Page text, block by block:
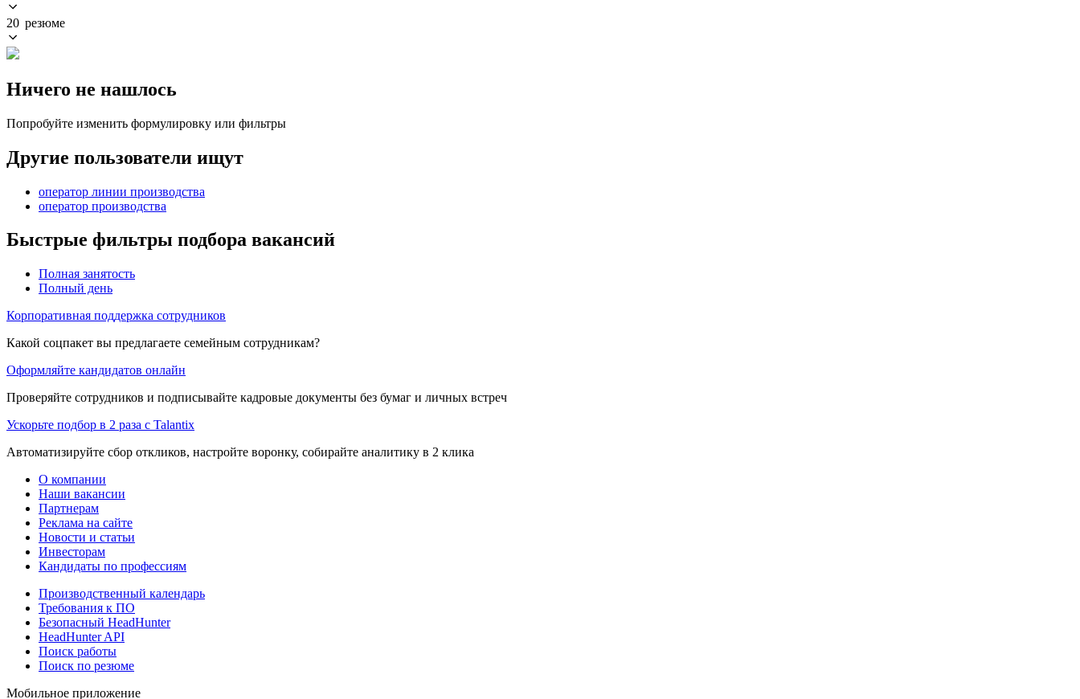
20 резюме
Ничего не нашлось
Попробуйте изменить формулировку или фильтры
Другие пользователи ищут
оператор линии производства
оператор производства
Быстрые фильтры подбора вакансий
Полная занятость
Полный день
Корпоративная поддержка сотрудников
Какой соцпакет вы предлагаете семейным сотрудникам?
Оформляйте кандидатов онлайн
Проверяйте сотрудников и подписывайте кадровые документы без бумаг и личных встреч
Ускорьте подбор в 2 раза с Talantix
Автоматизируйте сбор откликов, настройте воронку, собирайте аналитику в 2 клика
О компании
Наши вакансии
Партнерам
Реклама на сайте
Новости и статьи
Инвесторам
Кандидаты по профессиям
Производственный календарь
Требования к ПО
Безопасный HeadHunter
HeadHunter API
Поиск работы
Поиск по резюме
Мобильное приложение